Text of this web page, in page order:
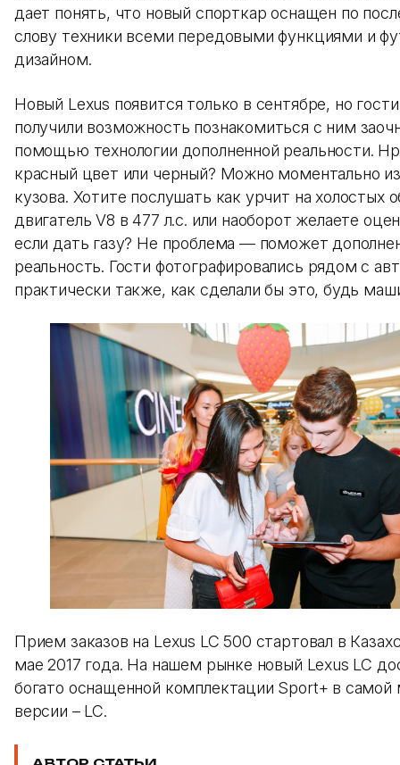
дает понять, что новый спорткар оснащен по
слову техники всеми передовыми функциями и
дизайном.
Новый Lexus появится только в сентябре, но
получили возможность познакомиться с ним
помощью технологии дополненной реальности.
красный цвет или черный? Можно моментально
кузова. Хотите послушать как урчит на холостых
двигатель V8 в 477 л.с. или наоборот желаете
если дать газу? Не проблема — поможет
реальность. Гости фотографировались рядом с
практически также, как сделали бы это, будь
Прием заказов на Lexus LC 500 стартовал в
мае 2017 года. На нашем рынке новый Lexus LC
богато оснащенной комплектации Sport+ в
версии – LC.